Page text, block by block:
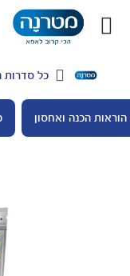
כל סדרות
הכנה ואחסון